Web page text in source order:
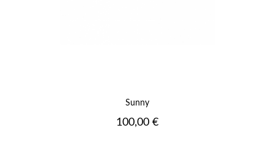
Sunny
Prix
100,00 €